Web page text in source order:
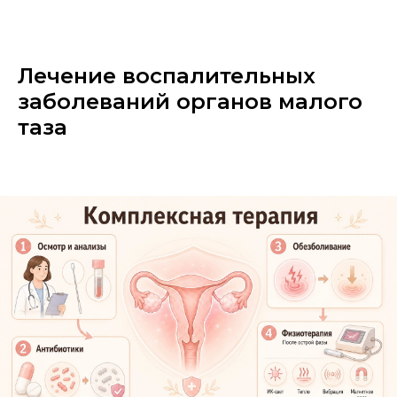
Лечение воспалительных
заболеваний органов малого
таза